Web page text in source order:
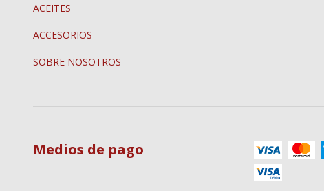
ACEITES
ACCESORIOS
SOBRE NOSOTROS
Medios de pago